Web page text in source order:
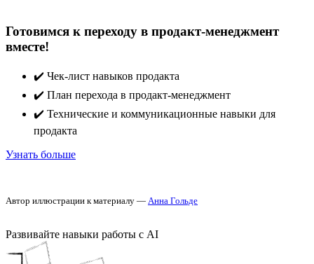
Готовимся к переходу в продакт-менеджмент
вместе!
✔️ Чек-лист навыков продакта
✔️ План перехода в продакт-менеджмент
✔️ Технические и коммуникационные навыки для
продакта
Узнать больше
Автор иллюстрации к материалу — Анна Гольде
Развивайте навыки работы с AI